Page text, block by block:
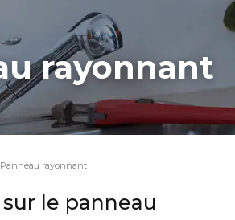
rayonnant
rayonnant
le panneau